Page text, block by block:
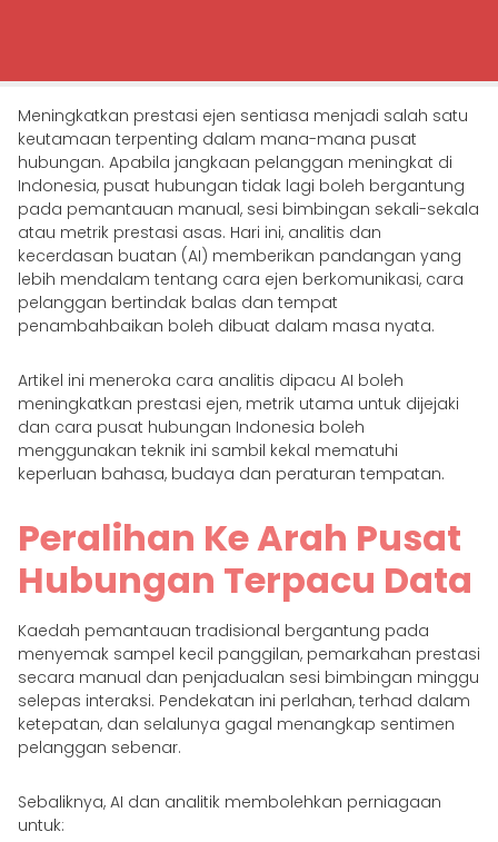
Meningkatkan prestasi ejen sentiasa menjadi salah satu
keutamaan terpenting dalam mana-mana pusat
hubungan. Apabila jangkaan pelanggan meningkat di
Indonesia, pusat hubungan tidak lagi boleh bergantung
pada pemantauan manual, sesi bimbingan sekali-sekala
atau metrik prestasi asas. Hari ini, analitis dan
kecerdasan buatan (AI) memberikan pandangan yang
lebih mendalam tentang cara ejen berkomunikasi, cara
pelanggan bertindak balas dan tempat
penambahbaikan boleh dibuat dalam masa nyata.
Artikel ini meneroka cara analitis dipacu AI boleh
meningkatkan prestasi ejen, metrik utama untuk dijejaki
dan cara pusat hubungan Indonesia boleh
menggunakan teknik ini sambil kekal mematuhi
keperluan bahasa, budaya dan peraturan tempatan.
Peralihan Ke Arah Pusat
Hubungan Terpacu Data
Kaedah pemantauan tradisional bergantung pada
menyemak sampel kecil panggilan, pemarkahan prestasi
secara manual dan penjadualan sesi bimbingan minggu
selepas interaksi. Pendekatan ini perlahan, terhad dalam
ketepatan, dan selalunya gagal menangkap sentimen
pelanggan sebenar.
Sebaliknya, AI dan analitik membolehkan perniagaan
untuk: